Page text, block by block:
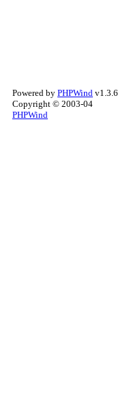
Powered by PHPWind v1.3.6
Copyright © 2003-04
PHPWind